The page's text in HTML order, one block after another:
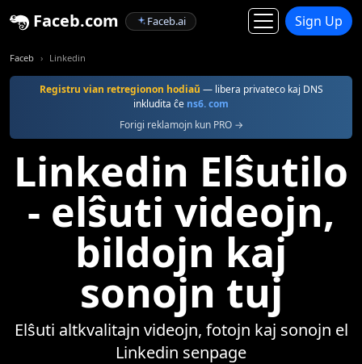
Faceb.com Faceb.ai Sign Up
Faceb Linkedin
Registru vian retregionon hodiaŭ — libera privateco kaj DNS
inkludita ĉe ns6. com
Forigi reklamojn kun PRO →
Linkedin Elŝutilo
- elŝuti videojn,
bildojn kaj
sonojn tuj
Elŝuti altkvalitajn videojn, fotojn kaj sonojn el
Linkedin senpage